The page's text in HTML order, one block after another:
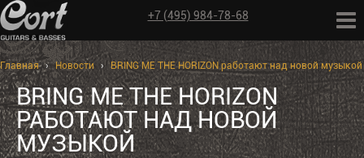
+7 (495) 984-78-68
Главная › Новости › BRING ME THE HORIZON работают над новой музыкой
BRING ME THE HORIZON
РАБОТАЮТ НАД НОВОЙ
МУЗЫКОЙ